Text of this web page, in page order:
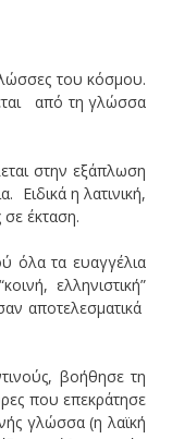
του κόσμου.
από τη γλώσσα
στην εξάπλωση
Ειδικά η λατινική,
σε έκταση.
όλα τα ευαγγέλια
ελληνιστική”
αποτελεσματικά
βοήθησε τη
που επεκράτησε
γλώσσα (η λαϊκή